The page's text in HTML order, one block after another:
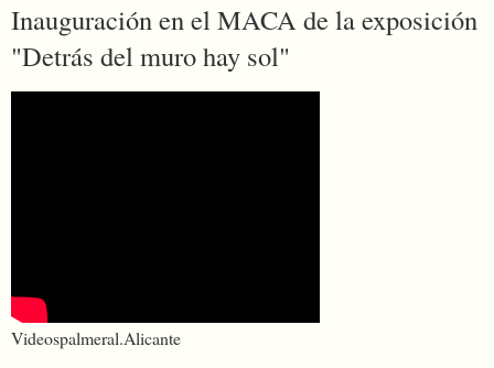
Inauguración en el MACA de la exposición
"Detrás del muro hay sol"
Videospalmeral.Alicante